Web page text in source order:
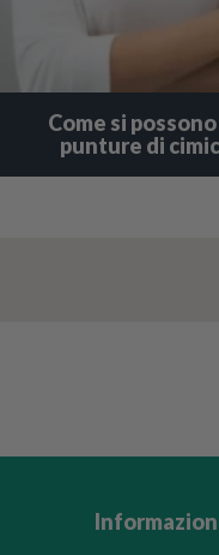
Come si
punture di